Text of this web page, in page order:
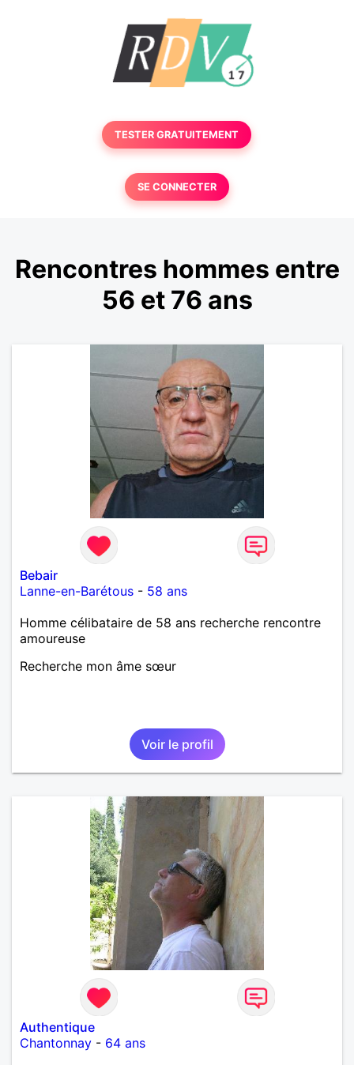
TESTER GRATUITEMENT
SE CONNECTER
Rencontres hommes entre
56 et 76 ans
Bebair
Lanne-en-Barétous - 58 ans
Homme célibataire de 58 ans recherche rencontre
amoureuse
Recherche mon âme sœur
Voir le profil
Authentique
Chantonnay - 64 ans